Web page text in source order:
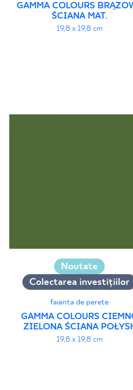
GAMMA COLOURS
ŚCIANA MAT.
19,8 x 19,8 cm
Noutate
Colectarea investițiilor
faianta de perete
GAMMA COLOURS
ZIELONA ŚCIANA
19,8 x 19,8 cm